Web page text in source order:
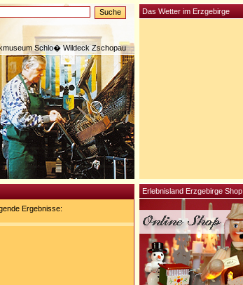
Schlo� Wildeck Zschopau
Ergebnisse:
Erlebnisland Erzgebirge Shop
Das Wetter im Erzgebirge